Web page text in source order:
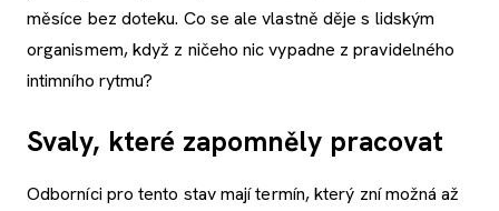
měsíce bez doteku. Co se ale vlastně děje s lidským
organismem, když z ničeho nic vypadne z pravidelného
intimního rytmu?
Svaly, které zapomněly pracovat
Odborníci pro tento stav mají termín, který zní možná až